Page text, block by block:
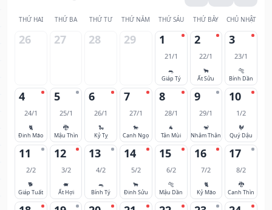
THỨ HAI THỨ BA THỨ TƯ THỨ NĂM THỨ SÁU THỨ BẢY CHỦ NHẬT
26 27 28 29 1
21/1
🐀
Giáp Tý
2
22/1
🐂
Ất Sửu
3
23/1
🐅
Bính Dần
4
24/1
🐈
Đinh Mão
5
25/1
🐉
Mậu Thìn
6
26/1
🐍
Kỷ Tỵ
7
27/1
🐎
Canh Ngọ
8
28/1
🐐
Tân Mùi
9
29/1
🐒
Nhâm Thân
10
1/2
🐓
Quý Dậu
11
2/2
🐕
Giáp Tuất
12
3/2
🐖
Ất Hợi
13
4/2
🐀
Bính Tý
14
5/2
🐂
Đinh Sửu
15
6/2
🐅
Mậu Dần
16
7/2
🐈
Kỷ Mão
17
8/2
🐉
Canh Thìn